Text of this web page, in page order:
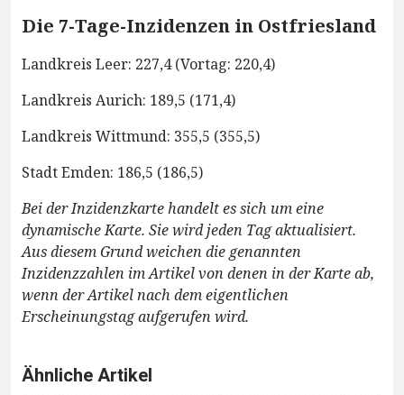
Die 7-Tage-Inzidenzen in Ostfriesland
Landkreis Leer: 227,4 (Vortag: 220,4)
Landkreis Aurich: 189,5 (171,4)
Landkreis Wittmund: 355,5 (355,5)
Stadt Emden: 186,5 (186,5)
Bei der Inzidenzkarte handelt es sich um eine
dynamische Karte. Sie wird jeden Tag aktualisiert.
Aus diesem Grund weichen die genannten
Inzidenzzahlen im Artikel von denen in der Karte ab,
wenn der Artikel nach dem eigentlichen
Erscheinungstag aufgerufen wird.
Ähnliche Artikel